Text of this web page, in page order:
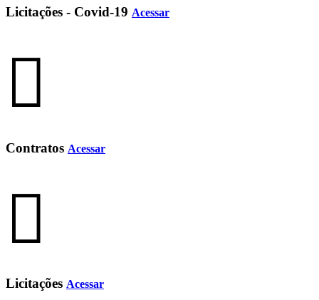
Licitações - Covid-19 Acessar
Contratos Acessar
Licitações Acessar